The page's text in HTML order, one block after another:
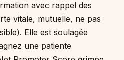
avec rappel des
vitale, mutuelle, ne pas
Elle est soulagée
une patiente